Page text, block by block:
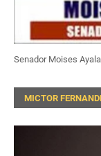
Senador Moises
MICTOR